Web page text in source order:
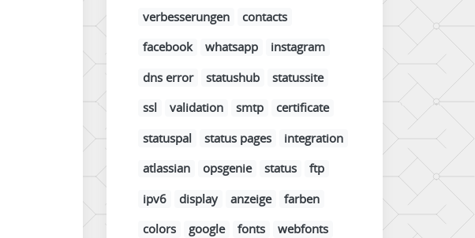
verbesserungen
contacts
facebook
whatsapp
instagram
dns error
statushub
statussite
ssl
validation smtp
certificate
statuspal
status pages
integration
atlassian
opsgenie status
ftp
ipv6
display anzeige
farben
colors
google fonts
webfonts